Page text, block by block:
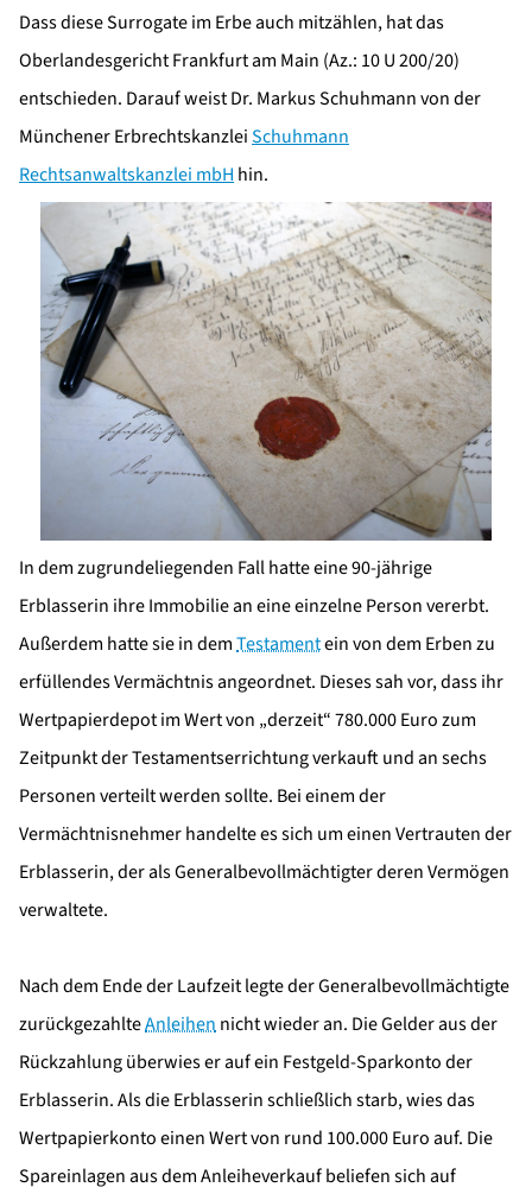
Dass diese Surrogate im Erbe auch mitzählen, hat das
Oberlandesgericht Frankfurt am Main (Az.: 10 U 200/20)
entschieden. Darauf weist Dr. Markus Schuhmann von der
Münchener ErbrechtskanzleiSchuhmann
Rechtsanwaltskanzlei mbH hin.
In dem zugrundeliegenden Fall hatte eine 90-jährige
Erblasserin ihre Immobilie an eine einzelne Person vererbt.
Außerdem hatte sie in demTestamentein von dem Erben zu
erfüllendes Vermächtnis angeordnet. Dieses sah vor, dass ihr
Wertpapierdepot im Wert von „derzeit“ 780.000 Euro zum
Zeitpunkt der Testamentserrichtung verkauft und an sechs
Personen verteilt werden sollte. Bei einem der
Vermächtnisnehmer handelte es sich um einen Vertrauten der
Erblasserin, der als Generalbevollmächtigter deren Vermögen
verwaltete.
Nach dem Ende der Laufzeit legte der Generalbevollmächtigte
zurückgezahlteAnleihennicht wieder an. Die Gelder aus der
Rückzahlung überwies er auf ein Festgeld-Sparkonto der
Erblasserin. Als die Erblasserin schließlich starb, wies das
Wertpapierkonto einen Wert von rund 100.000 Euro auf. Die
Spareinlagen aus dem Anleiheverkauf beliefen sich auf